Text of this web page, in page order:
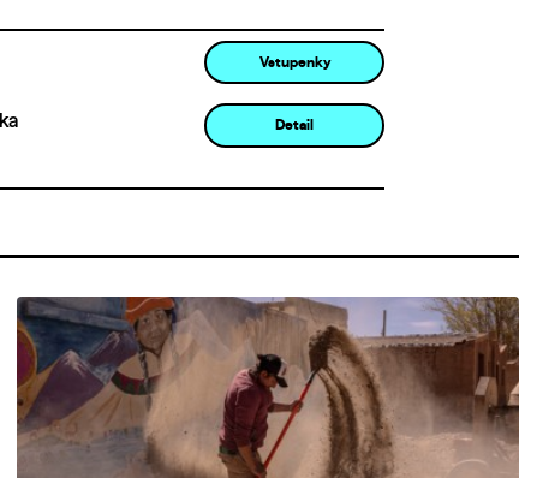
Vstupenky
Detail